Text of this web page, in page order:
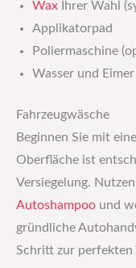
Wax Ihrer Wahl
Applikatorpad
Poliermaschine
Wasser und Eimer
Fahrzeugwäsche
Beginnen Sie mit
Oberfläche ist
Versiegelung.
Autoshampoo und
gründliche
Schritt zur perfekten